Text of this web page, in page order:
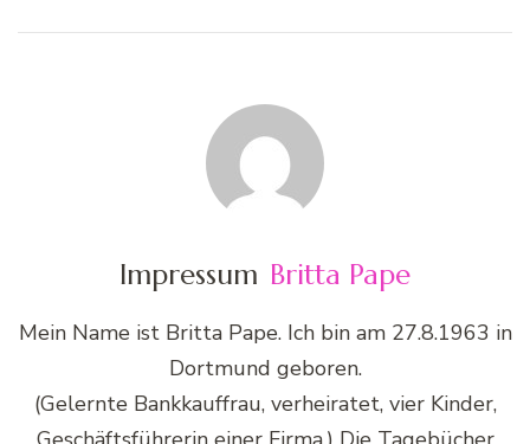
Impressum Britta Pape
Mein Name ist Britta Pape. Ich bin am 27.8.1963 in
Dortmund geboren.
(Gelernte Bankkauffrau, verheiratet, vier Kinder,